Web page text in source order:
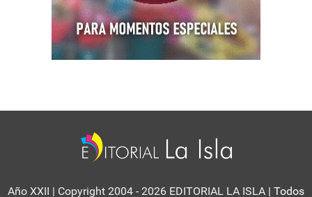
Año XXII | Copyright 2004 - 2026 EDITORIAL LA ISLA | Todos